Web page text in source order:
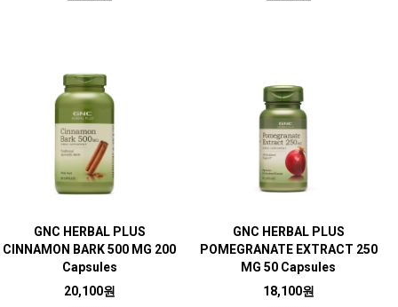
GNC HERBAL PLUS
CINNAMON BARK 500 MG 200
Capsules
20,100원
GNC HERBAL PLUS
POMEGRANATE EXTRACT 250
MG 50 Capsules
18,100원